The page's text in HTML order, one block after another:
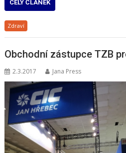
CELÝ ČLÁNEK
Zdraví
Obchodní zástupce TZB
2.3.2017 Jana Press